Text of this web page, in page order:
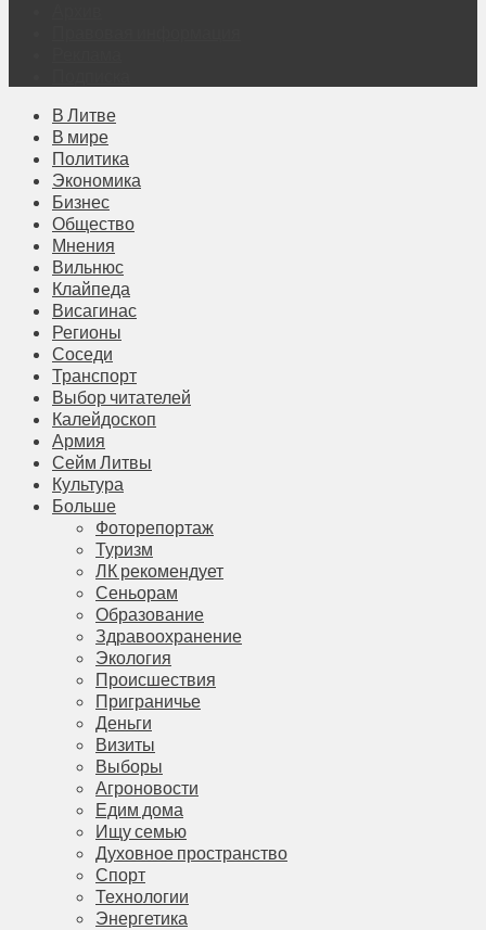
В Литве
В мире
Политика
Экономика
Бизнес
Общество
Мнения
Вильнюс
Клайпеда
Висагинас
Регионы
Соседи
Транспорт
Выбор читателей
Калейдоскоп
Армия
Сейм Литвы
Культура
Больше
Фоторепортаж
Туризм
ЛК рекомендует
Сеньорам
Образование
Здравоохранение
Экология
Происшествия
Приграничье
Деньги
Визиты
Выборы
Агроновости
Едим дома
Ищу семью
Духовное пространство
Спорт
Технологии
Энергетика